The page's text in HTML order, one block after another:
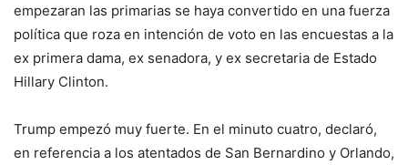
empezaran las primarias se haya convertido en una fuerza
política que roza en intención de voto en las encuestas a la
ex primera dama, ex senadora, y ex secretaria de Estado
Hillary Clinton.
Trump empezó muy fuerte. En el minuto cuatro, declaró,
en referencia a los atentados de San Bernardino y Orlando,